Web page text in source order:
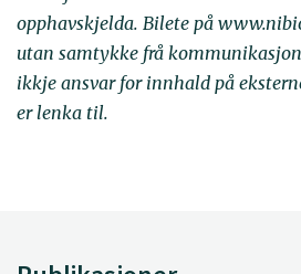
opphavskjelda. Bilete på
utan samtykke frå
ikkje ansvar for innhald på
er lenka til.